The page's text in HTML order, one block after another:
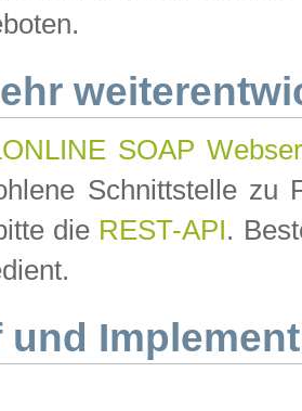
SOAP
Schnittstelle zu
die REST-API.
und